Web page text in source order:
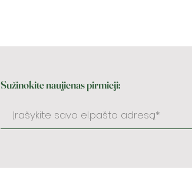
Sužinokite naujienas pirmieji: